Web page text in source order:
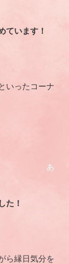
ています！
いったコーナ
あ
た！
ら縁日気分を